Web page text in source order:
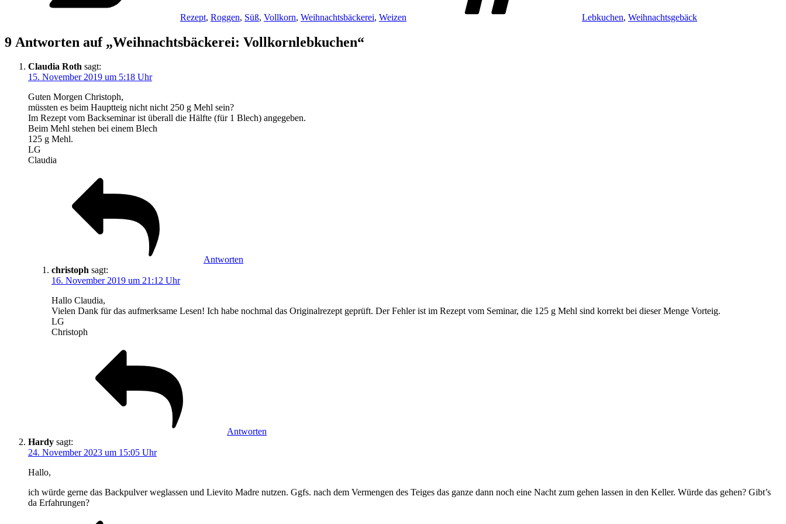
Rezept, Roggen, Süß, Vollkorn, Weihnachtsbäckerei, Weizen Lebkuchen, Weihnachtsgebäck
9 Antworten auf „Weihnachtsbäckerei: Vollkornlebkuchen“
Claudia Roth sagt:
15. November 2019 um 5:18 Uhr
Guten Morgen Christoph,
müssten es beim Hauptteig nicht nicht 250 g Mehl sein?
Im Rezept vom Backseminar ist überall die Hälfte (für 1 Blech) angegeben.
Beim Mehl stehen bei einem Blech
125 g Mehl.
LG
Claudia
Antworten
christoph sagt:
16. November 2019 um 21:12 Uhr
Hallo Claudia,
Vielen Dank für das aufmerksame Lesen! Ich habe nochmal das Originalrezept geprüft. Der Fehler ist im Rezept vom Seminar, die 125 g Mehl sind korrekt bei dieser Menge Vorteig.
LG
Christoph
Antworten
Hardy sagt:
24. November 2023 um 15:05 Uhr
Hallo,
ich würde gerne das Backpulver weglassen und Lievito Madre nutzen. Ggfs. nach dem Vermengen des Teiges das ganze dann noch eine Nacht zum gehen lassen in den Keller. Würde das gehen? Gibt’s
da Erfahrungen?